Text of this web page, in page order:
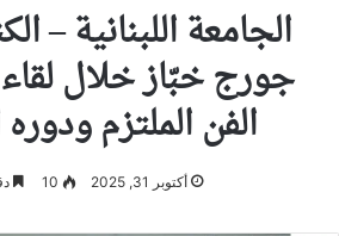
الجامعة اللبنانية –
جورج خبّاز خلال
الفن الملتزم
أكتوبر 31, 2025 10